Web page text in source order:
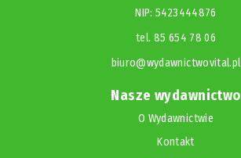
NIP: 5423444876
tel. 85 654 78 06
biuro@wydawnictwovital.pl
Nasze wydawnictwo
O Wydawnictwie
Kontakt